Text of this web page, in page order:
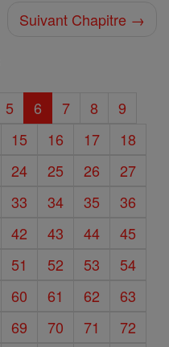
Suivant Chapitre →
5 6 7 8
9
15 16 17
18
24 25 26
27
33 34 35
36
42 43 44
45
51 52 53
54
60 61 62
63
69 70 71
72